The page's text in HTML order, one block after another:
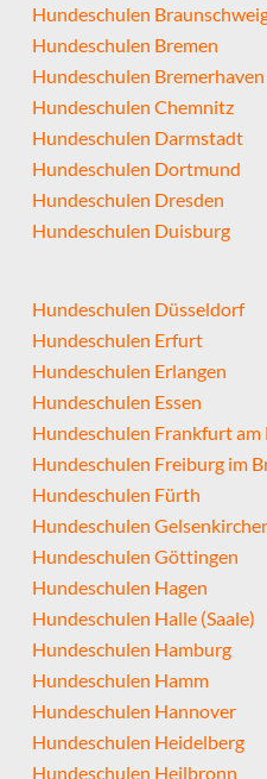
Hundeschulen
Hundeschulen Bremen
Hundeschulen Bremerhaven
Hundeschulen Chemnitz
Hundeschulen Darmstadt
Hundeschulen Dortmund
Hundeschulen Dresden
Hundeschulen Duisburg
Hundeschulen Düsseldorf
Hundeschulen Erfurt
Hundeschulen Erlangen
Hundeschulen Essen
Hundeschulen Frankfurt am
Hundeschulen Freiburg im
Hundeschulen Fürth
Hundeschulen
Hundeschulen Göttingen
Hundeschulen Hagen
Hundeschulen Halle (Saale)
Hundeschulen Hamburg
Hundeschulen Hamm
Hundeschulen Hannover
Hundeschulen Heidelberg
Hundeschulen Heilbronn